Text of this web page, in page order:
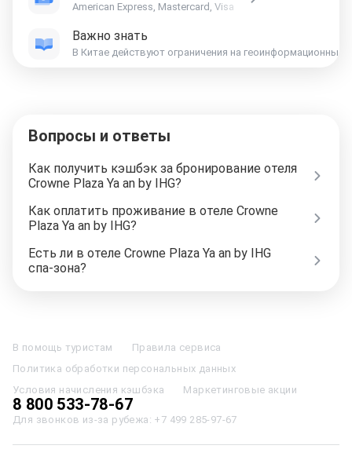
American Express, Mastercard, Visa
Важно знать
Вопросы и ответы
Как получить кэшбэк за бронирование отеля
Crowne Plaza Ya an by IHG?
Как оплатить проживание в отеле Crowne
Plaza Ya an by IHG?
Есть ли в отеле Crowne Plaza Ya an by IHG
спа-зона?
Отели в КазаниОтели в Нижнем Новгороде
Отель ПрезидентОтель Рэдиссон в СочиГостиница в Калининграде
Отель Гринвуд Отели в АдлереОтель Soluxe в Москве
Отель Измайлово АльфаОтели в Сочи
Отели в Абхазии
Отели в СортавалеЕще
В помощь туристам
Правила сервиса
Политика обработки персональных данных
Условия начисления кэшбэка
Маркетинговые акции
8 800 533-78-67
Для звонков из-за рубежа: +7 499 285-97-67